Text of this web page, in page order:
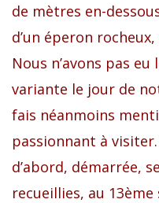
de mètres en-
d’un éperon
Nous n’avons pas
variante le jour de
fais néanmoins
passionnant à
d’abord, démarrée,
recueillies, au